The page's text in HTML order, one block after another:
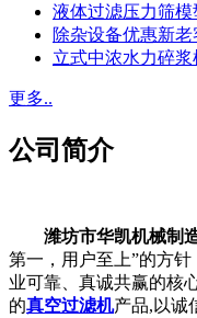
液体过滤压力筛模
除杂设备优惠新老
立式中浓水力碎
更多..
公司简介
潍坊市华凯机械制
第一，用户至上”的方
业可靠、真诚共赢的核
的真空过滤机产品,以诚